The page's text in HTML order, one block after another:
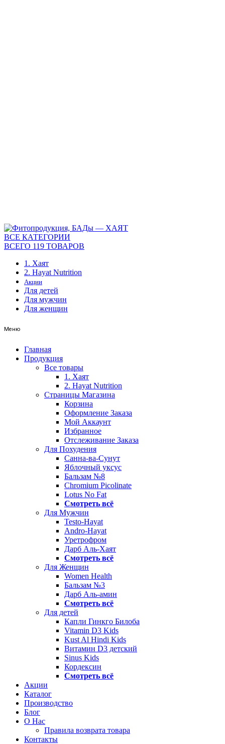
ВСЕ КАТЕГОРИИ
ВСЕГО 119 ТОВАРОВ
1. Хаят
2. Hayat Nutrition
Акции
Для детей
Для мужчин
Для женщин
Меню
Главная
Продукция
Все товары
1. Хаят
2. Hayat Nutrition
Страницы Магазина
Корзина
Оформление Заказа
Мой Аккаунт
Избранное
Отслеживание Заказа
Для Похудения
Санна-ва-Сунут
Яблочный уксус
Бальзам №8
Chromium Picolinate
Lotus No Fat
Смотреть всё
Для Мужчин
Testo-Hayat
Andro-Hayat
Уретрофром
Дарб Аль-Хаят
Смотреть всё
Для Женщин
Women Health
Бальзам №3
Дарб Аль-амин
Смотреть всё
Для детей
Капли Гинкго Билоба
Vitamin D3 Kids
Kust Al Hindi Kids
Витамин D3 детский
Sinus Kids
Кордексин
Смотреть всё
Акции
Каталог
Производство
Блог
О Нас
Правила возврата товара
Контакты